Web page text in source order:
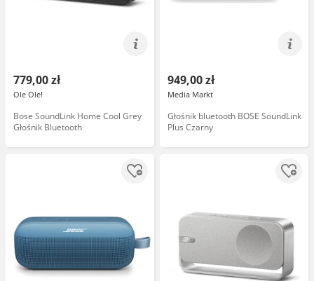
779,00 zł
Ole Ole!
Bose SoundLink Home Cool Grey
Głośnik Bluetooth
949,00 zł
Media Markt
Głośnik bluetooth BOSE SoundLink
Plus Czarny